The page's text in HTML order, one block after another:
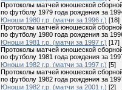
Протоколы матчей юношеской
по футболу 1979 года рождения за
Юноши 1980 г.р. (матчи за 1996 г.) [18]
Протоколы матчей юношеской
по футболу 1980 года рождения за
Юноши 1981 г.р. (матчи за 1997 г.) [17]
Протоколы матчей юношеской
по футболу 1981 года рождения за
Юноши 1982 г.р. (матчи за 1997 г.) [5]
Протоколы матчей юношеской
по футболу 1982 года рождения за
Юноши 1982 г.р. (матчи за 2001 г.) [2]